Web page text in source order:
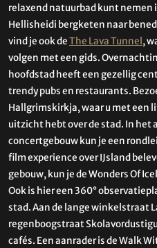
relaxend natuurbad kunt nemen
Hellisheidi bergketen naar
vind je ook deThe Lava Tunnel ,
volgen met een gids.
hoofdstad heeft een gezellig
trendy pubs en restaurants.
Hallgrimskirkja, waar u met een
uitzicht hebt over de stad. In het
concertgebouw kun je een
film experience over IJsland
gebouw, kun je de Wonders Of
Ook is hier een 360°
stad. Aan de lange winkelstraat
regenboogstraat
cafés. Een aanrader is de Walk